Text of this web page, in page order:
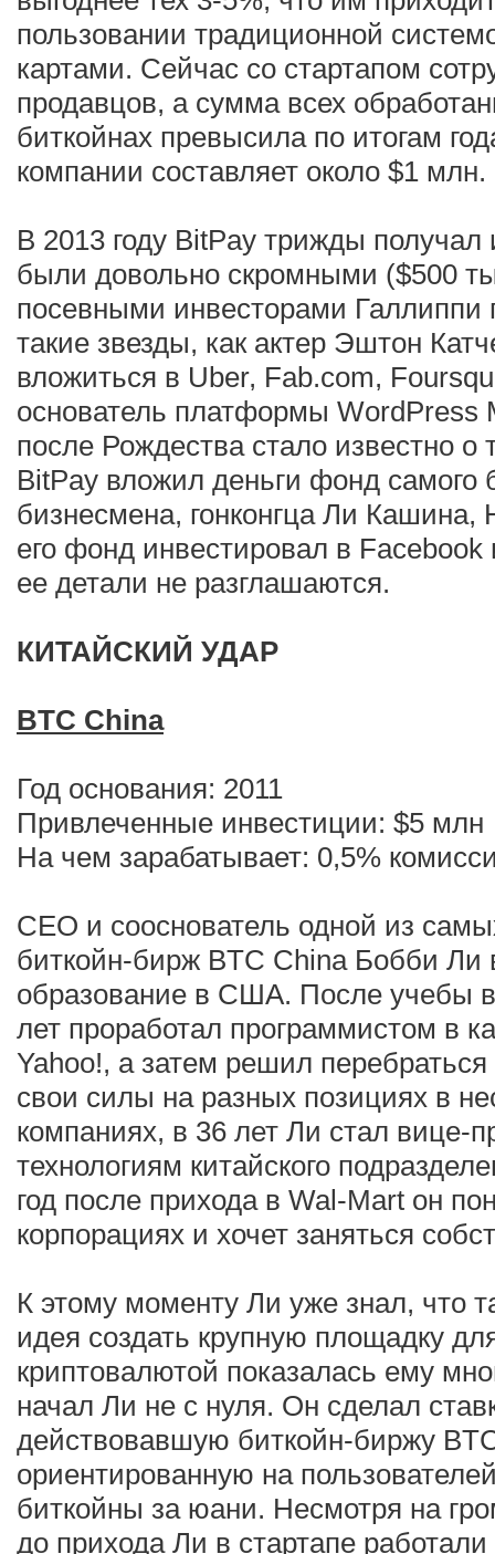
пользовании традиционной
картами. Сейчас со стартапом
продавцов, а сумма всех
биткойнах превысила по итогам
компании составляет около $1 млн.
В 2013 году BitPay трижды
были довольно скромными ($500
посевными инвесторами Галлиппи
такие звезды, как актер Эштон
вложиться в Uber, Fab.com,
основатель платформы WordPress
после Рождества стало известно о
BitPay вложил деньги фонд самого
бизнесмена, гонконгца Ли Кашина,
его фонд инвестировал в
ее детали не разглашаются.
КИТАЙСКИЙ УДАР
BTC China
Год основания: 2011
Привлеченные инвестиции: $5 млн
На чем зарабатывает: 0,5%
CEO и сооснователь одной из
биткойн-бирж BTC China Бобби Ли
образование в США. После учебы
лет проработал программистом в
Yahoo!, а затем решил
свои силы на разных позициях в
компаниях, в 36 лет Ли стал вице-
технологиям китайского
год после прихода в Wal-Mart он
корпорациях и хочет заняться
К этому моменту Ли уже знал, что
идея создать крупную площадку
криптовалютой показалась ему
начал Ли не с нуля. Он сделал
действовавшую биткойн-биржу
ориентированную на
биткойны за юани. Несмотря на
до прихода Ли в стартапе